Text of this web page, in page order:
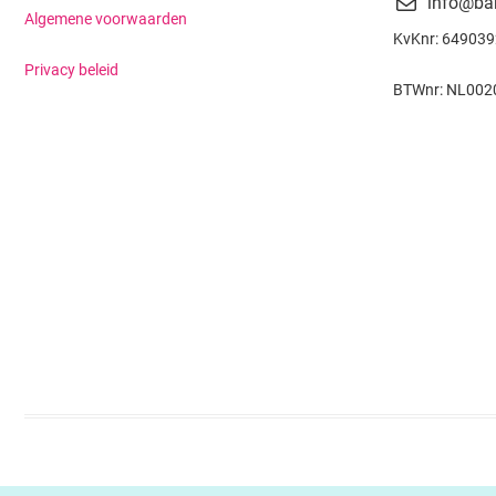
Algemene voorwaarden
Privacy beleid
KvKnr:
BTWnr: